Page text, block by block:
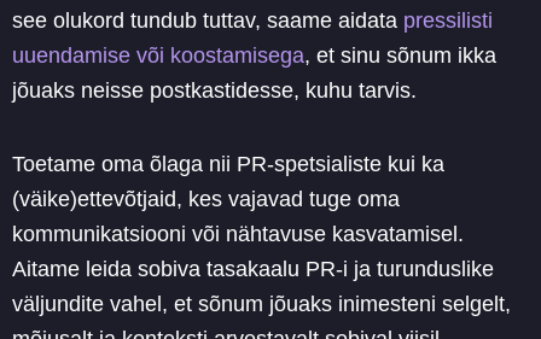
see olukord tundub tuttav, saame aidata pressilisti
uuendamise või koostamisega, et sinu sõnum ikka
jõuaks neisse postkastidesse, kuhu tarvis.
Toetame oma õlaga nii PR-spetsialiste kui ka
(väike)ettevõtjaid, kes vajavad tuge oma
kommunikatsiooni või nähtavuse kasvatamisel.
Aitame leida sobiva tasakaalu PR-i ja turunduslike
väljundite vahel, et sõnum jõuaks inimesteni selgelt,